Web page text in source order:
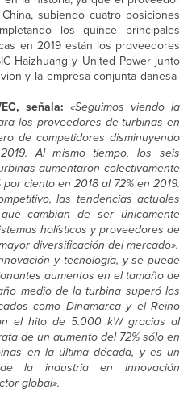
subiendo cuatro posiciones
los quince principales
en 2019 están los proveedores
Haizhuang y United Power junto
y la empresa conjunta danesa-
señala: «Seguimos viendo la
los proveedores de turbinas en
de competidores disminuyendo
Al mismo tiempo, los seis
aumentaron colectivamente
ciento en 2018 al 72% en 2019.
las tendencias actuales
cambian de ser únicamente
holísticos y proveedores de
diversificación del mercado».
y tecnología, y se puede
aumentos en el tamaño de
medio de la turbina superó los
como Dinamarca y el Reino
el hito de 5.000 kW gracias al
de un aumento del 72% sólo en
en la última década, y es un
la industria en innovación
global».